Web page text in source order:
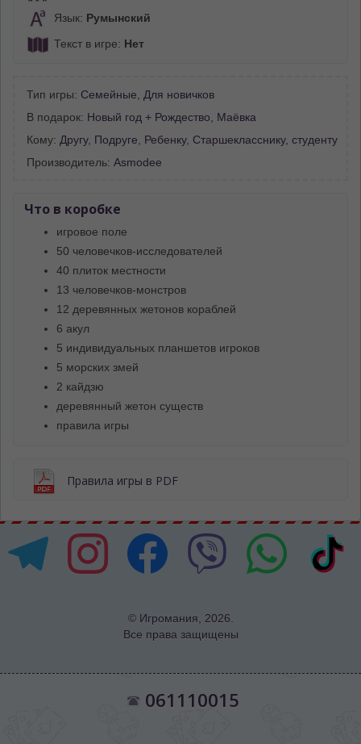
Язык: Румынский
Текст в игре: Нет
Тип игры: Семейные
Для новичков
В подарок: Новый год + Рождество
Маёвка
Кому: Другу, Подруге Ребенку, Старшекласснику, студенту
Производитель: Asmodee
Что в коробке
игровое поле
50 человечков-исследователей
40 плиток местности
13 человечков-монстров
12 деревянных жетонов кораблей
6 акул
5 индивидуальных планшетов игроков
5 морских змей
2 кайдзю
деревянный жетон существ
правила игры
Правила игры в PDF
© Игромания, 2026.
Все права защищены
061110015